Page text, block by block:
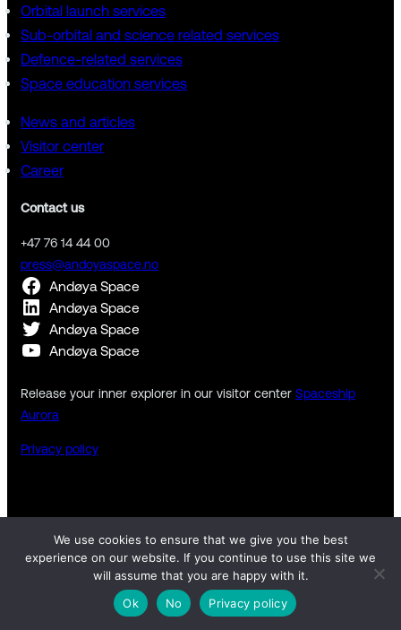
Orbital launch services
Sub-orbital and science related services
Defence-related services
Space education services
News and articles
Visitor center
Career
Contact us
+47 76 14 44 00
press@andoyaspace.no
Andøya Space
Andøya Space
Andøya Space
Andøya Space
Release your inner explorer in our visitor center Spaceship
Aurora
Privacy policy
Copyright © 2026 Andøya Space. All rights reserved.
We use cookies to ensure that we give you the best
experience on our website. If you continue to use this site we
will assume that you are happy with it.
Ok
No Privacy policy